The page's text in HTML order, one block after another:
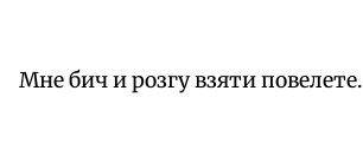
Мне бич и розгу взяти повелете.